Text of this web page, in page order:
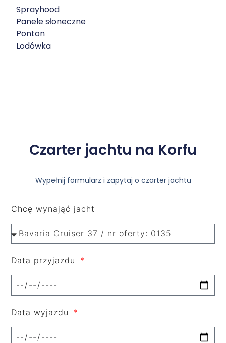
Sprayhood
Panele słoneczne
Ponton
Lodówka
Czarter jachtu na Korfu
Wypełnij formularz i zapytaj o czarter jachtu
Chcę wynająć jacht
Data przyjazdu
Data wyjazdu